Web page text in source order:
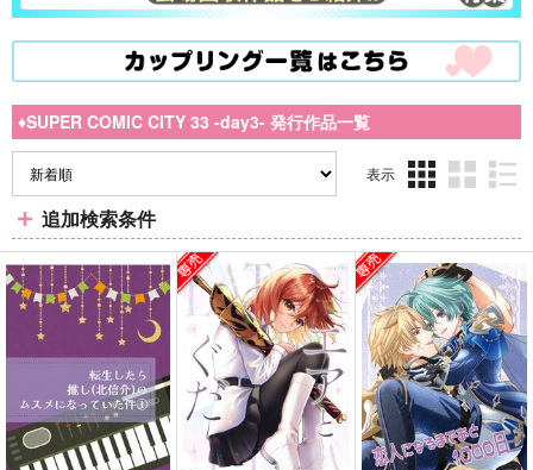
450円（税込）
黒死牟×獪岳
サンプル
カート
専売 1,100 （税込）
原神
タルタリヤ
パイモン
蛍
サンプル
カート
660円（税込）
その他
阿佐馬芳経×三角青輝
サンプル
No.7
♦SUPER COMIC CITY 33 -day3- 発行作品一覧
表示
ム
表
示
ム
表
示
ム
表
示
追加検索条件